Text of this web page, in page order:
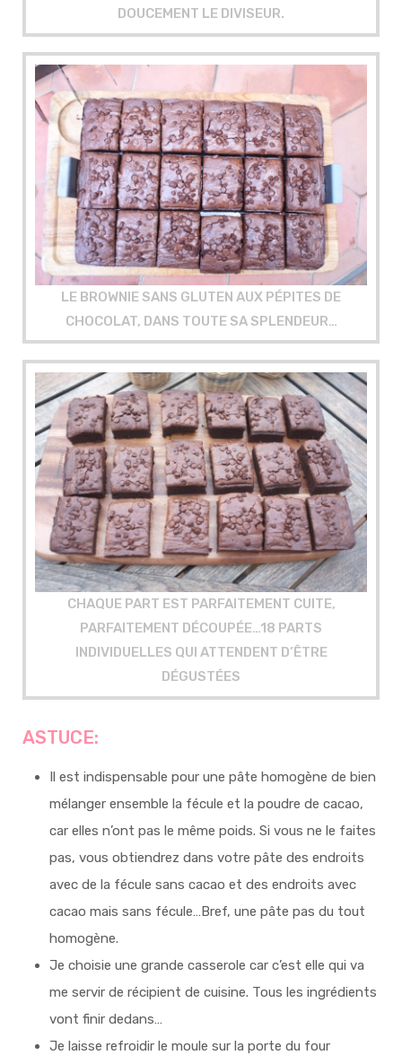
DOUCEMENT LE DIVISEUR.
LE BROWNIE SANS GLUTEN AUX PÉPITES DE
CHOCOLAT, DANS TOUTE SA SPLENDEUR…
CHAQUE PART EST PARFAITEMENT CUITE,
PARFAITEMENT DÉCOUPÉE…18 PARTS
INDIVIDUELLES QUI ATTENDENT D’ÊTRE
DÉGUSTÉES
ASTUCE:
Il est indispensable pour une pâte homogène de bien
mélanger ensemble la fécule et la poudre de cacao,
car elles n’ont pas le même poids. Si vous ne le faites
pas, vous obtiendrez dans votre pâte des endroits
avec de la fécule sans cacao et des endroits avec
cacao mais sans fécule…Bref, une pâte pas du tout
homogène.
Je choisie une grande casserole car c’est elle qui va
me servir de récipient de cuisine. Tous les ingrédients
vont finir dedans…
Je laisse refroidir le moule sur la porte du four